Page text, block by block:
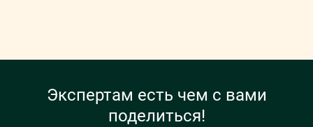
Экспертам есть чем с вами
поделиться!